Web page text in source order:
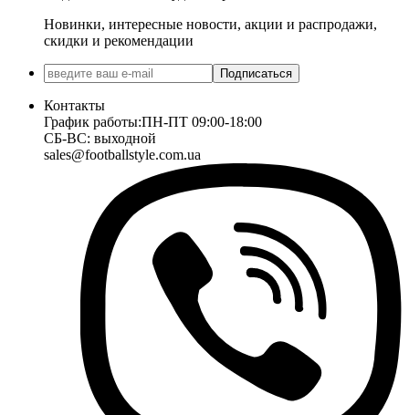
Новинки, интересные новости, акции и распродажи,
скидки и рекомендации
Подписаться
Контакты
График работы:ПН-ПТ 09:00-18:00
СБ-ВС: выходной
sales@footballstyle.com.ua